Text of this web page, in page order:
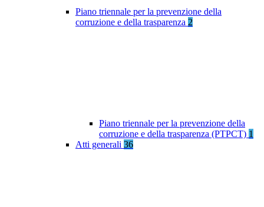
Piano triennale per la prevenzione della
corruzione e della trasparenza 2
Piano triennale per la prevenzione della
corruzione e della trasparenza (PTPCT) 1
Atti generali 36